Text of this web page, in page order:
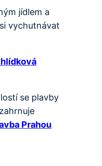
jídlem a
vychutnávat
se plavby
Prahou